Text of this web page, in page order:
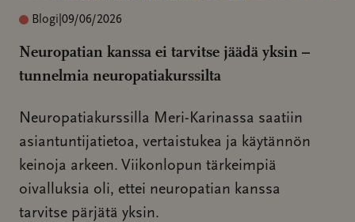
Blogi 09/06/2026
Neuropatian kanssa ei tarvitse jäädä yksin –
tunnelmia neuropatiakurssilta
Neuropatiakurssilla Meri-Karinassa saatiin
asiantuntijatietoa, vertaistukea ja käytännön
keinoja arkeen. Viikonlopun tärkeimpiä
oivalluksia oli, ettei neuropatian kanssa
tarvitse pärjätä yksin.